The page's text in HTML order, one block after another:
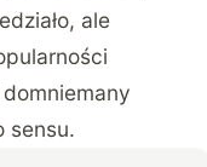
ale
sensu.